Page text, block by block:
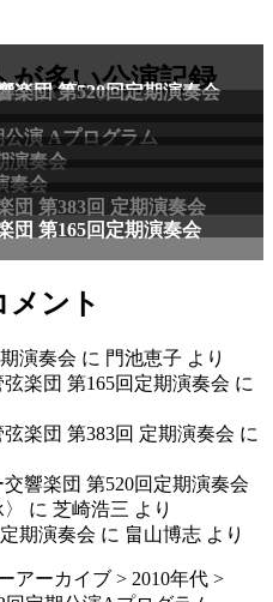
が多い公演記録
公演Aプログラム
楽団 第520回定期演奏会
演 Aプログラム
演奏会
奏会
団 第383回 定期演奏会
団 第165回定期演奏会
メント
演奏会 に 門池恵子 より
楽団 第165回定期演奏会 に
楽団 第383回 定期演奏会 に
響楽団 第520回定期演奏会
に 芝崎浩三 より
期演奏会 に 畠山博志 より
アーカイブ > 2010年代 >